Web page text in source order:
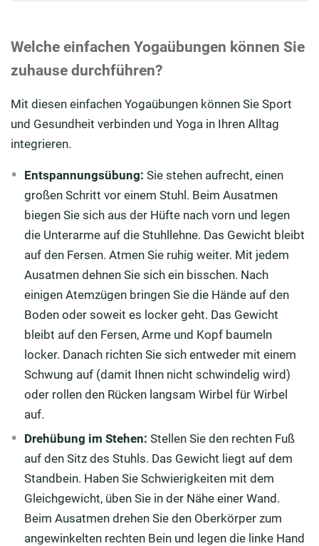
Welche einfachen Yogaübungen können Sie
zuhause durchführen?
Mit diesen einfachen Yogaübungen können Sie Sport
und Gesundheit verbinden und Yoga in Ihren Alltag
integrieren.
Entspannungsübung: Sie stehen aufrecht, einen
großen Schritt vor einem Stuhl. Beim Ausatmen
biegen Sie sich aus der Hüfte nach vorn und legen
die Unterarme auf die Stuhllehne. Das Gewicht bleibt
auf den Fersen. Atmen Sie ruhig weiter. Mit jedem
Ausatmen dehnen Sie sich ein bisschen. Nach
einigen Atemzügen bringen Sie die Hände auf den
Boden oder soweit es locker geht. Das Gewicht
bleibt auf den Fersen, Arme und Kopf baumeln
locker. Danach richten Sie sich entweder mit einem
Schwung auf (damit Ihnen nicht schwindelig wird)
oder rollen den Rücken langsam Wirbel für Wirbel
auf.
Drehübung im Stehen: Stellen Sie den rechten Fuß
auf den Sitz des Stuhls. Das Gewicht liegt auf dem
Standbein. Haben Sie Schwierigkeiten mit dem
Gleichgewicht, üben Sie in der Nähe einer Wand.
Beim Ausatmen drehen Sie den Oberkörper zum
angewinkelten rechten Bein und legen die linke Hand